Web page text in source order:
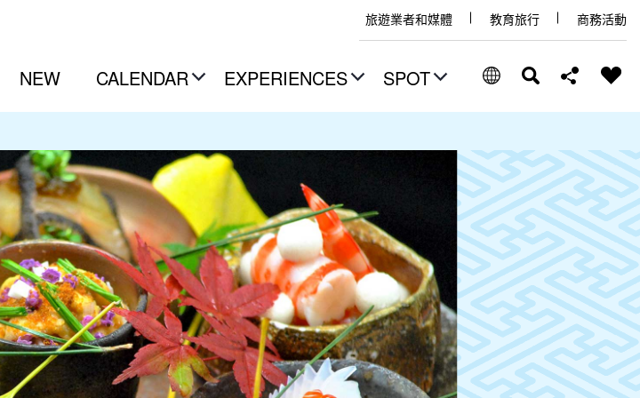
旅遊業者和媒體 教育旅行 商務活動
NEW CALENDAR EXPERIENCES SPOT